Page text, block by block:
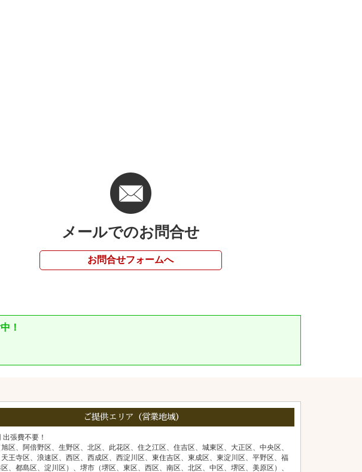
メールでのお問合せ
お問合せフォームへ
！
ご提供エリア（営業地域）
出張費不要！
区、阿倍野区、生野区、北区、此花区、住之江区、住吉区、城東区、大正区、中央区、
王寺区、浪速区、西区、西成区、西淀川区、東住吉区、東成区、東淀川区、平野区、福
、都島区、淀川区）、堺市（堺区、東区、西区、南区、北区、中区、堺区、美原区）、